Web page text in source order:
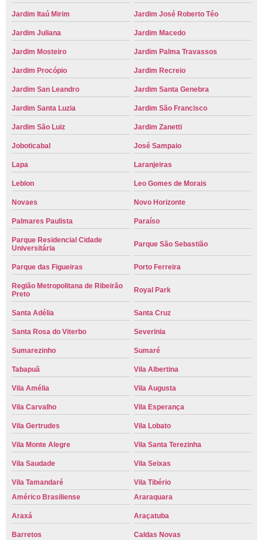
Jardim Itaú Mirim Jardim José Roberto Téo
Jardim Juliana Jardim Macedo
Jardim Mosteiro Jardim Palma Travassos
Jardim Procópio Jardim Recreio
Jardim San Leandro Jardim Santa Genebra
Jardim Santa Luzia Jardim São Francisco
Jardim São Luiz Jardim Zanetti
Joboticabal José Sampaio
Lapa Laranjeiras
Leblon Leo Gomes de Morais
Novaes Novo Horizonte
Palmares Paulista Paraíso
Parque Residencial Cidade
Universitária
Parque São Sebastião
Parque das Figueiras Porto Ferreira
Região Metropolitana de Ribeirão
Preto
Royal Park
Santa Adélia Santa Cruz
Santa Rosa do Viterbo Severinia
Sumarezinho Sumaré
Tabapuã Vila Albertina
Vila Amélia Vila Augusta
Vila Carvalho Vila Esperança
Vila Gertrudes Vila Lobato
Vila Monte Alegre Vila Santa Terezinha
Vila Saudade Vila Seixas
Vila Tamandaré
Vila Tibério
Américo Brasiliense
Araraquara
Araxá Araçatuba
Barretos Caldas Novas